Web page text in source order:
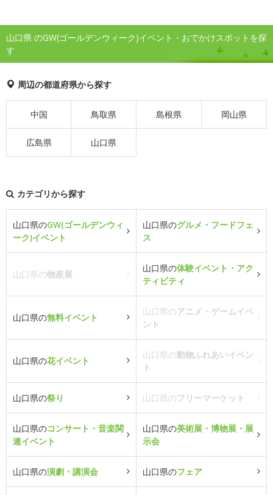
山口県 のGW(ゴールデンウィーク)イベント・おでかけスポットを探
す
周辺の都道府県から探す
中国 鳥取県 島根県 岡山県
広島県 山口県
カテゴリから探す
山口県のGW(ゴールデンウィ
ーク)イベント
山口県のグルメ・フードフェ
ス
山口県の物産展
山口県の体験イベント・アク
ティビティ
山口県の無料イベント
山口県のアニメ・ゲームイベ
ント
山口県の花イベント
山口県の動物ふれあいイベン
ト
山口県の祭り 山口県のフリーマーケット
山口県のコンサート・音楽関
連イベント
山口県の美術展・博物展・展
示会
山口県の演劇・講演会 山口県のフェア